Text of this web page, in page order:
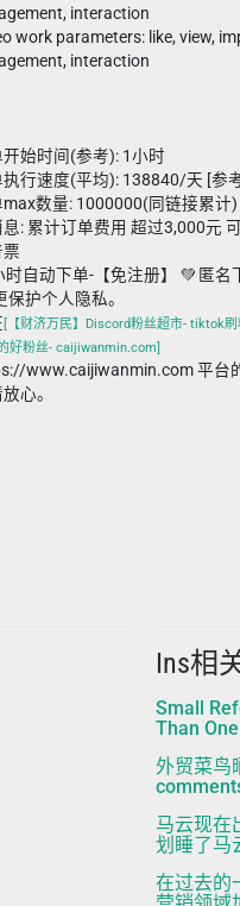
interaction
work parameters: like, view,
interaction
始时间(参考): 1小时
执行速度(平均): 138840/天 [参
max数量: 1000000(同链接累计)
: 累计订单费用 超过3,000元
时自动下单-【免注册】 💚 匿名
保护个人隐私。
[【财济万民】Discord粉丝超市- tiktok
好粉丝- caijiwanmin.com]
www.caijiwanmin.com 平台
心。
Ins相
Small
Than
外贸菜鸟
马云现在
划睡了马
在过去的